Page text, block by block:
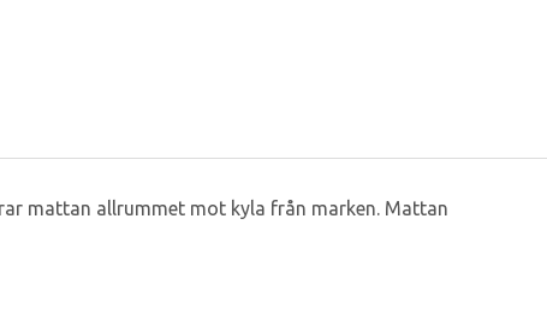
mattan allrummet mot kyla från marken. Mattan